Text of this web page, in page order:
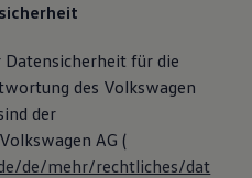
für die
des Volkswagen
der
AG (
de/mehr/rechtliches/dat